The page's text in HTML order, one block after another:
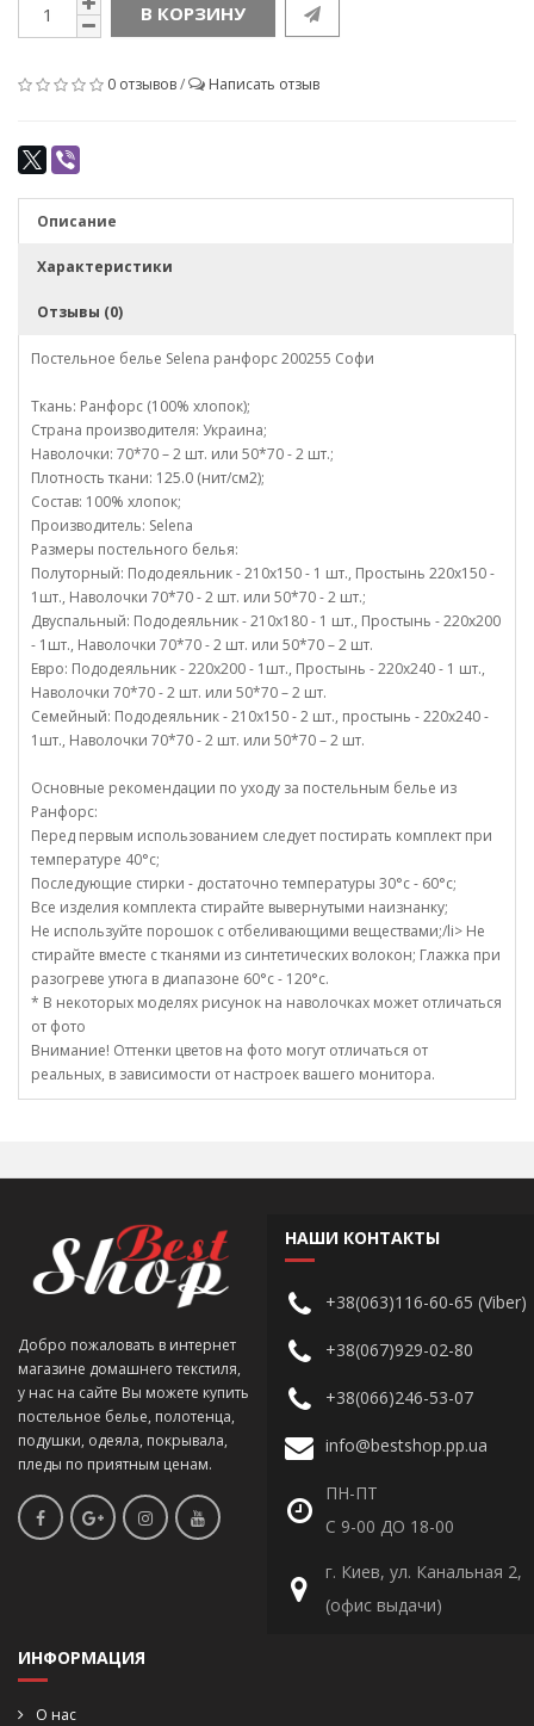
В КОРЗИНУ
0 отзывов/ Написать отзыв
Описание
Характеристики
Отзывы (0)
Постельное белье Selena ранфорс 200255 Софи
Ткань: Ранфорс (100% хлопок);
Страна производителя: Украина;
Наволочки: 70*70 – 2 шт. или 50*70 - 2 шт.;
Плотность ткани: 125.0 (нит/см2);
Состав: 100% хлопок;
Производитель: Selena
Размеры постельного белья:
Полуторный: Пододеяльник - 210х150 - 1 шт., Простынь 220х150 -
1шт., Наволочки 70*70 - 2 шт. или 50*70 - 2 шт.;
Двуспальный: Пододеяльник - 210х180 - 1 шт., Простынь - 220х200
- 1шт., Наволочки 70*70 - 2 шт. или 50*70 – 2 шт.
Евро: Пододеяльник - 220х200 - 1шт., Простынь - 220х240 - 1 шт.,
Наволочки 70*70 - 2 шт. или 50*70 – 2 шт.
Семейный: Пододеяльник - 210х150 - 2 шт., простынь - 220х240 -
1шт., Наволочки 70*70 - 2 шт. или 50*70 – 2 шт.
Основные рекомендации по уходу за постельным белье из
Ранфорс:
Перед первым использованием следует постирать комплект при
температуре 40°c;
Последующие стирки - достаточно температуры 30°c - 60°c;
Все изделия комплекта стирайте вывернутыми наизнанку;
Не используйте порошок с отбеливающими веществами;/li> Не
стирайте вместе с тканями из синтетических волокон; Глажка при
разогреве утюга в диапазоне 60°c - 120°c.
* В некоторых моделях рисунок на наволочках может отличаться
от фото
Внимание! Оттенки цветов на фото могут отличаться от
реальных, в зависимости от настроек вашего монитора.
Добро пожаловать в интернет
магазине домашнего текстиля,
у нас на сайте Вы можете купить
постельное белье, полотенца,
подушки, одеяла, покрывала,
пледы по приятным ценам.
НАШИ КОНТАКТЫ
+38(063)116-60-65 (Viber)
+38(067)929-02-80
+38(066)246-53-07
info@bestshop.pp.ua
ПН-ПТ
С 9-00 ДО 18-00
г. Киев, ул. Канальная 2,
(офис выдачи)
ИНФОРМАЦИЯ
О нас